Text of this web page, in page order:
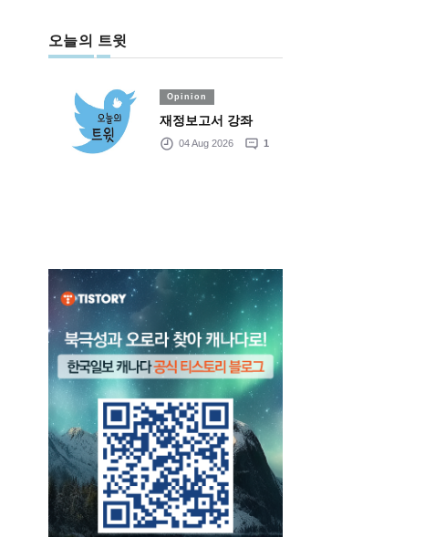
오늘의 트윗
Opinion
재정보고서 강좌
04 Aug 2026 1